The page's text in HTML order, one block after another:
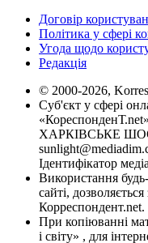
Договір
Політика у сфері
Угода щодо
Редакція
© 2000-2026,
Суб'єкт у сфері
ХАРКІВСЬКЕ
Ідентифікатор
Використання
сайті,
Корреспондент.net.
При копіюванні
і світу» , для